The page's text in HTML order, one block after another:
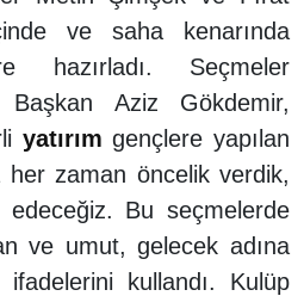
ve saha kenarında
hazırladı. Seçmeler
Başkan Aziz Gökdemir,
yatırım gençlere yapılan
her zaman öncelik verdik,
Bu seçmelerde
ve umut, gelecek adına
kullandı. Kulüp